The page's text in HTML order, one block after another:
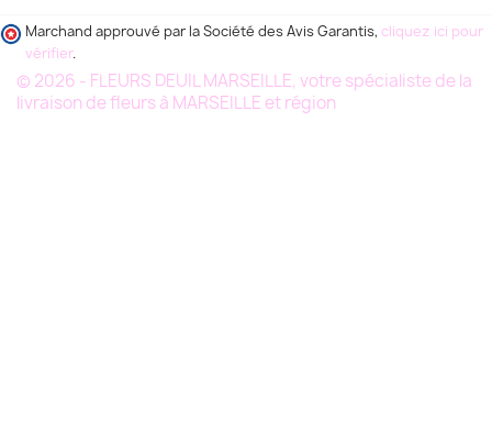
Marchand approuvé par la Société des Avis Garantis, cliquez ici pour
vérifier.
© 2026 - FLEURS DEUIL MARSEILLE, votre spécialiste de la
livraison de fleurs à MARSEILLE et région